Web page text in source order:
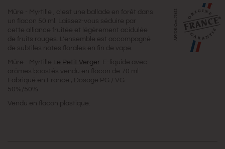
Mûre - Myrtille , c'est une ballade en forêt dans
un flacon 50 ml. Laissez-vous séduire par
cette alliance fruitée et légèrement acidulée
de fruits rouges. L'ensemble est accompagné
de subtiles notes florales en fin de vape.
Mûre - Myrtille Le Petit Verger. E-liquide avec
arômes boostés vendu en flacon de 70 ml.
Fabriqué en France ; Dosage PG / VG :
50%/50%.
Vendu en flacon plastique.